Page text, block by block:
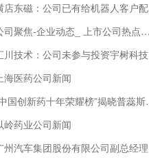
东磁：公司已有给机器人客户配套供应充电单元和EMC滤波单元等产品
聚焦-企业动态_ 上市公司热点资讯_前瞻财经 - 前瞻网
川技术：公司未参与投资宇树科技
海医药公司新闻
国创新药十年荣耀榜”揭晓普蕊斯获“行业引领CRO公司”奖
岭药业公司新闻
汽车集团股份有限公司副总经理閤先庆：“创新驱动赋能新广汽”